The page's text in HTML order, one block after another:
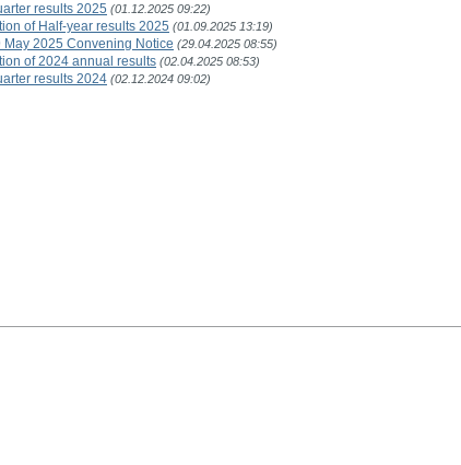
results 2025 (01.12.2025 09:22)
of Half-year results 2025 (01.09.2025 13:19)
May 2025 Convening Notice (29.04.2025 08:55)
of 2024 annual results (02.04.2025 08:53)
results 2024 (02.12.2024 09:02)